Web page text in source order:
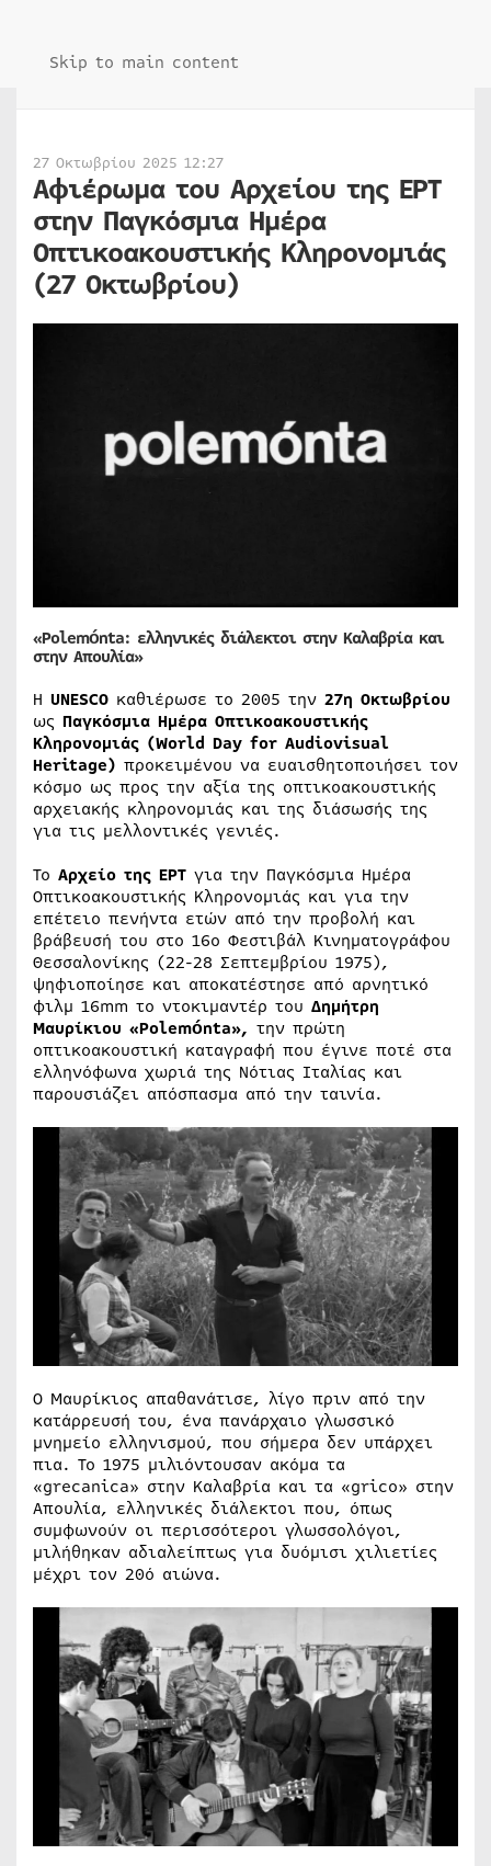
Skip to main content
27 Οκτωβρίου 2025 12:27
Αφιέρωμα του Αρχείου της ΕΡΤ
στην Παγκόσμια Ημέρα
Οπτικοακουστικής Κληρονομιάς
(27 Οκτωβρίου)
«Polemónta: ελληνικές διάλεκτοι στην Καλαβρία και
στην Απουλία»
Η UNESCO καθιέρωσε το 2005 την 27η Οκτωβρίου
ως Παγκόσμια Ημέρα Οπτικοακουστικής
Κληρονομιάς (World Day for Audiovisual
Heritage) προκειμένου να ευαισθητοποιήσει τον
κόσμο ως προς την αξία της οπτικοακουστικής
αρχειακής κληρονομιάς και της διάσωσής της
για τις μελλοντικές γενιές.
Το Αρχείο της ΕΡΤ για την Παγκόσμια Ημέρα
Οπτικοακουστικής Κληρονομιάς και για την
επέτειο πενήντα ετών από την προβολή και
βράβευσή του στο 16ο Φεστιβάλ Κινηματογράφου
Θεσσαλονίκης (22-28 Σεπτεμβρίου 1975),
ψηφιοποίησε και αποκατέστησε από αρνητικό
φιλμ 16mm το ντοκιμαντέρ του Δημήτρη
Μαυρίκιου «Polemónta», την πρώτη
οπτικοακουστική καταγραφή που έγινε ποτέ στα
ελληνόφωνα χωριά της Νότιας Ιταλίας και
παρουσιάζει απόσπασμα από την ταινία.
Ο Μαυρίκιος απαθανάτισε, λίγο πριν από την
κατάρρευσή του, ένα πανάρχαιο γλωσσικό
μνημείο ελληνισμού, που σήμερα δεν υπάρχει
πια. Το 1975 μιλιόντουσαν ακόμα τα
«grecanica» στην Καλαβρία και τα «grico» στην
Απουλία, ελληνικές διάλεκτοι που, όπως
συμφωνούν οι περισσότεροι γλωσσολόγοι,
μιλήθηκαν αδιαλείπτως για δυόμισι χιλιετίες
μέχρι τον 20ό αιώνα.